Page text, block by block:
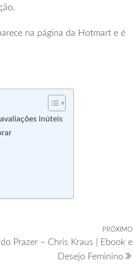
na página da Hotmart e é
inúteis
PRÓXIMO
Prazer – Chris Kraus | Ebook e
Desejo Feminino